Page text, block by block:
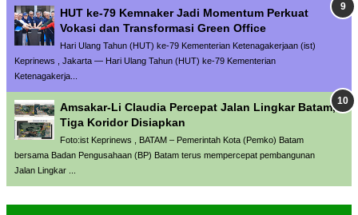
HUT ke-79 Kemnaker Jadi Momentum Perkuat
Vokasi dan Transformasi Green Office
Hari Ulang Tahun (HUT) ke-79 Kementerian Ketenagakerjaan (ist)
Keprinews , Jakarta — Hari Ulang Tahun (HUT) ke-79 Kementerian
Ketenagakerja...
Amsakar-Li Claudia Percepat Jalan Lingkar Batam,
Tiga Koridor Disiapkan
Foto:ist Keprinews , BATAM – Pemerintah Kota (Pemko) Batam
bersama Badan Pengusahaan (BP) Batam terus mempercepat pembangunan
Jalan Lingkar ...